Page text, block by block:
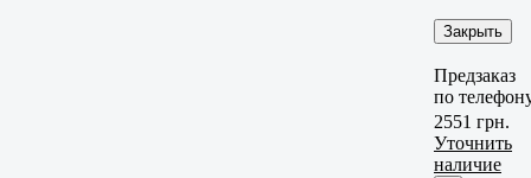
Закрыть
Предзаказ
по
2551 грн.
Уточнить
наличие